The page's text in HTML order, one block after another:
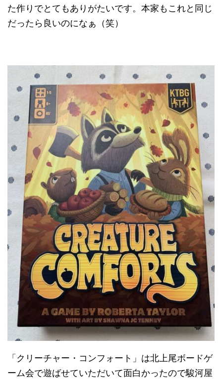
た作りでとてもありがたいです。本家もこれと同じ
だったら良いのになぁ（笑）
「クリーチャー・コンフォート」は北上尾ボードゲ
ーム会で遊ばせていただいて面白かったので駿河屋